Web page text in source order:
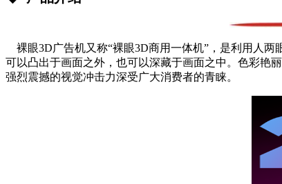
裸眼3D广告机又称“裸眼3D商用一体机”，是利用人两
可以凸出于画面之外，也可以深藏于画面之中。色彩艳
强烈震撼的视觉冲击力深受广大消费者的青睐。